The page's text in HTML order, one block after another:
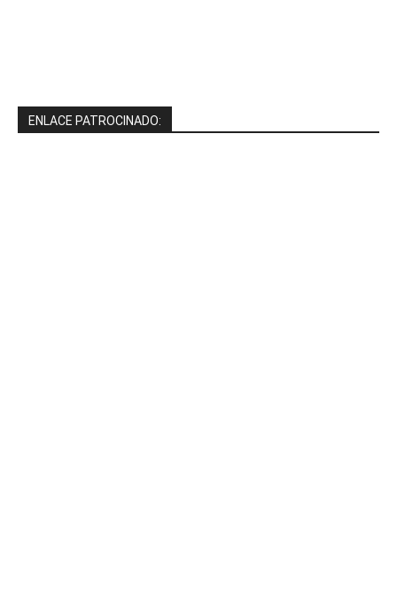
ENLACE PATROCINADO: